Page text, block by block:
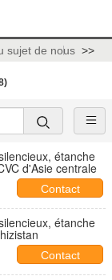
sujet de nous >>
étanche
d'Asie centrale
Contact
étanche
Contact